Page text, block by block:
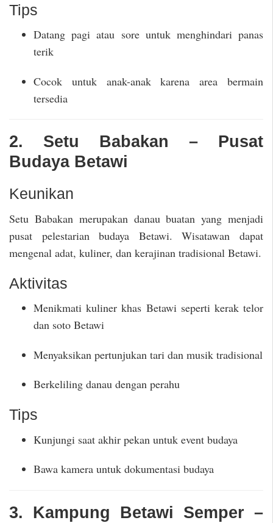
Tips
Datang pagi atau sore untuk menghindari panas
terik
Cocok untuk anak-anak karena area bermain
tersedia
2. Setu Babakan – Pusat
Budaya Betawi
Keunikan
Setu Babakan merupakan danau buatan yang menjadi
pusat pelestarian budaya Betawi. Wisatawan dapat
mengenal adat, kuliner, dan kerajinan tradisional Betawi.
Aktivitas
Menikmati kuliner khas Betawi seperti kerak telor
dan soto Betawi
Menyaksikan pertunjukan tari dan musik tradisional
Berkeliling danau dengan perahu
Tips
Kunjungi saat akhir pekan untuk event budaya
Bawa kamera untuk dokumentasi budaya
3. Kampung Betawi Semper –